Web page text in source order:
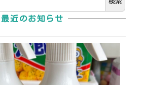
最近のお知らせ